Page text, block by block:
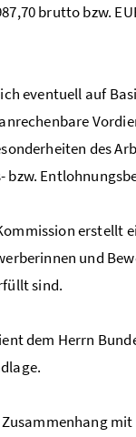
bruttobzw.
eventuell auf
des
bzw.
erstellt
und
sind.
dem Herrn